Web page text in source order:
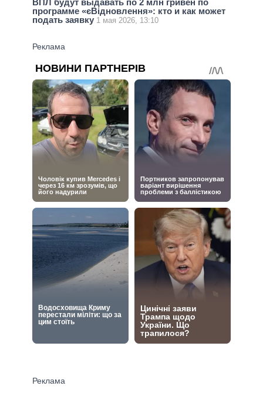
программе «єВідновлення»: кто и как может
подать заявку 1 мая 2026, 13:10